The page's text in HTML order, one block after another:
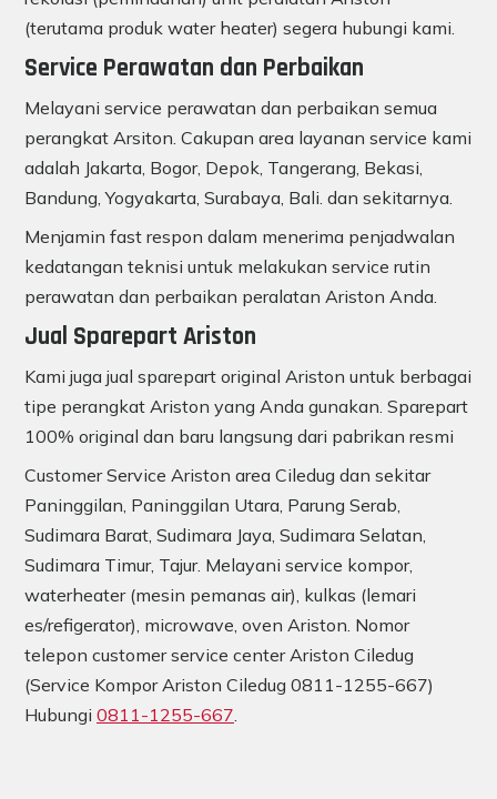
(terutama produk water heater) segera hubungi kami.
Service Perawatan dan Perbaikan
Melayani service perawatan dan perbaikan semua
perangkat Arsiton. Cakupan area layanan service kami
adalah Jakarta, Bogor, Depok, Tangerang, Bekasi,
Bandung, Yogyakarta, Surabaya, Bali. dan sekitarnya.
Menjamin fast respon dalam menerima penjadwalan
kedatangan teknisi untuk melakukan service rutin
perawatan dan perbaikan peralatan Ariston Anda.
Jual Sparepart Ariston
Kami juga jual sparepart original Ariston untuk berbagai
tipe perangkat Ariston yang Anda gunakan. Sparepart
100% original dan baru langsung dari pabrikan resmi
Customer Service Ariston area Ciledug dan sekitar
Paninggilan, Paninggilan Utara, Parung Serab,
Sudimara Barat, Sudimara Jaya, Sudimara Selatan,
Sudimara Timur, Tajur. Melayani service kompor,
waterheater (mesin pemanas air), kulkas (lemari
es/refigerator), microwave, oven Ariston. Nomor
telepon customer service center Ariston Ciledug
(Service Kompor Ariston Ciledug 0811-1255-667)
Hubungi 0811-1255-667.